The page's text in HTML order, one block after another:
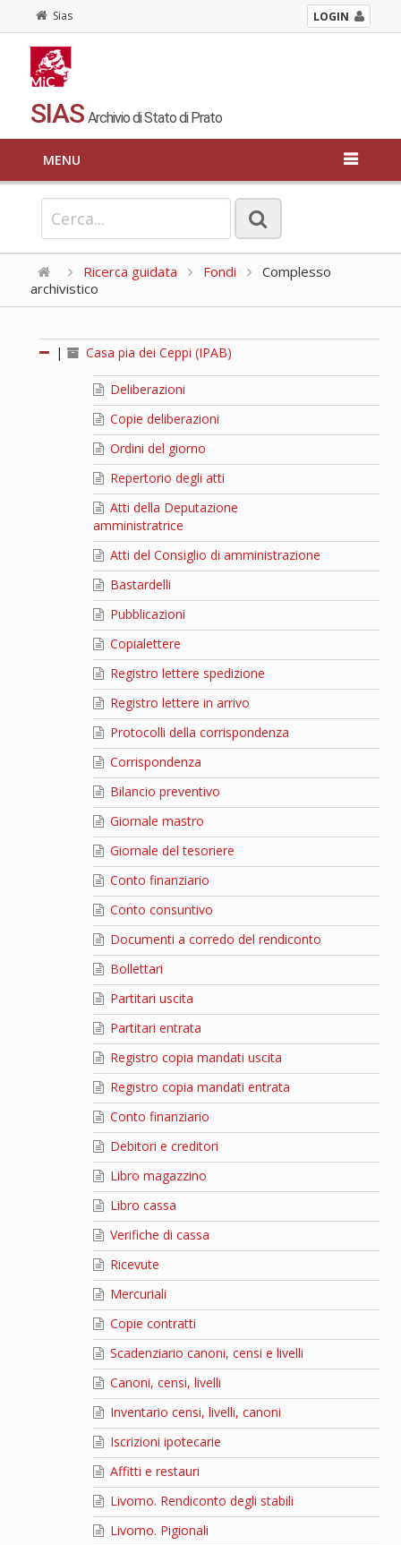
Sias LOGIN
SIAS Archivio di Stato di Prato
MENU
Ricerca guidata Fondi
Complesso
archivistico
| Casa pia dei Ceppi (IPAB)
Deliberazioni
Copie deliberazioni
Ordini del giorno
Repertorio degli atti
Atti della Deputazione
amministratrice
Atti del Consiglio di amministrazione
Bastardelli
Pubblicazioni
Copialettere
Registro lettere spedizione
Registro lettere in arrivo
Protocolli della corrispondenza
Corrispondenza
Bilancio preventivo
Giornale mastro
Giornale del tesoriere
Conto finanziario
Conto consuntivo
Documenti a corredo del rendiconto
Bollettari
Partitari uscita
Partitari entrata
Registro copia mandati uscita
Registro copia mandati entrata
Conto finanziario
Debitori e creditori
Libro magazzino
Libro cassa
Verifiche di cassa
Ricevute
Mercuriali
Copie contratti
Scadenziario canoni, censi e livelli
Canoni, censi, livelli
Inventario censi, livelli, canoni
Iscrizioni ipotecarie
Affitti e restauri
Livorno. Rendiconto degli stabili
Livorno. Pigionali